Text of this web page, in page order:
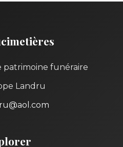
patrimoine funéraire
Landru